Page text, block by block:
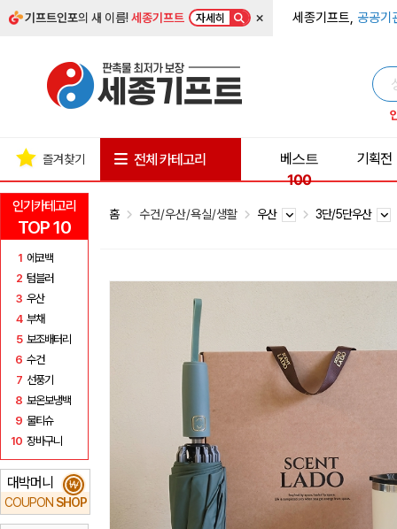
기프트인포의 새 이름!세종기프트 자세히 × 세종기프트, 공공기
인기카테고리
TOP 10
1 에코백
2 텀블러
3 우산
4 부채
5 보조배터리
6 수건
7 선풍기
8 보온보냉백
9 물티슈
10 장바구니
대박머니
COUPON SHOP
₩
즐겨찾기 전체 카테고리
베스트
100
기획전
홈 수건/우산/욕실/생활 우산 3단/5단우산